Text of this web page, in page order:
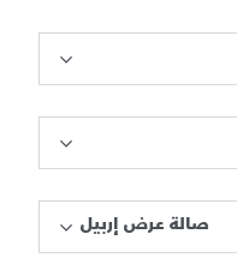
صالة عرض إربيل